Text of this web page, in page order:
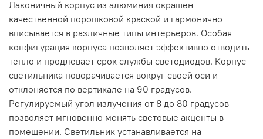
Лаконичный корпус из алюминия окрашен
качественной порошковой краской и гармонично
вписывается в различные типы интерьеров. Особая
конфигурация корпуса позволяет эффективно отводить
тепло и продлевает срок службы светодиодов. Корпус
светильника поворачивается вокруг своей оси и
отклоняется по вертикале на 90 градусов.
Регулируемый угол излучения от 8 до 80 градусов
позволяет мгновенно менять световые акценты в
помещении. Светильник устанавливается на